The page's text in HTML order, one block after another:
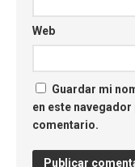
Web
Guardar mi
en este navegador
comentario.